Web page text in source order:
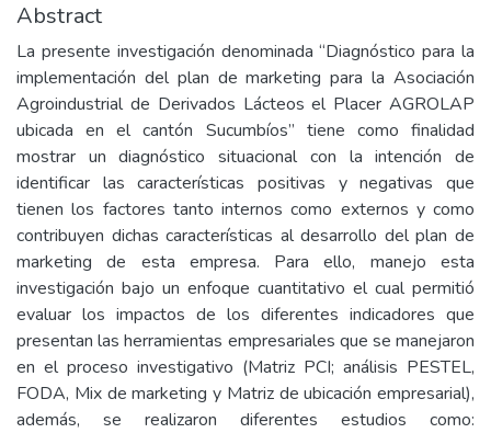
Abstract
La presente investigación denominada “Diagnóstico para la
implementación del plan de marketing para la Asociación
Agroindustrial de Derivados Lácteos el Placer AGROLAP
ubicada en el cantón Sucumbíos” tiene como finalidad
mostrar un diagnóstico situacional con la intención de
identificar las características positivas y negativas que
tienen los factores tanto internos como externos y como
contribuyen dichas características al desarrollo del plan de
marketing de esta empresa. Para ello, manejo esta
investigación bajo un enfoque cuantitativo el cual permitió
evaluar los impactos de los diferentes indicadores que
presentan las herramientas empresariales que se manejaron
en el proceso investigativo (Matriz PCI; análisis PESTEL,
FODA, Mix de marketing y Matriz de ubicación empresarial),
además, se realizaron diferentes estudios como: